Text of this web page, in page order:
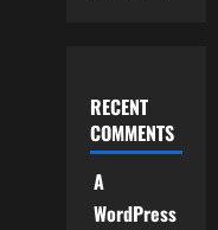
RECENT
COMMENTS
A
WordPress